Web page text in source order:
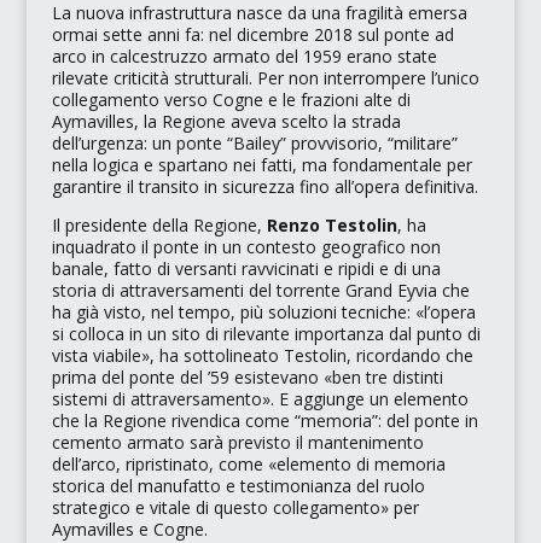
La nuova infrastruttura nasce da una fragilità emersa
ormai sette anni fa: nel dicembre 2018 sul ponte ad
arco in calcestruzzo armato del 1959 erano state
rilevate criticità strutturali. Per non interrompere l’unico
collegamento verso Cogne e le frazioni alte di
Aymavilles, la Regione aveva scelto la strada
dell’urgenza: un ponte “Bailey”provvisorio, “militare”
nella logica e spartano nei fatti, ma fondamentale per
garantire il transito in sicurezza fino all’opera definitiva.
Il presidente della Regione, Renzo Testolin, ha
inquadrato il ponte in un contesto geografico non
banale, fatto di versanti ravvicinati e ripidi e di una
storia di attraversamenti del torrente Grand Eyvia che
ha già visto, nel tempo, più soluzioni tecniche: «l’opera
si colloca in un sito di rilevante importanza dal punto di
vista viabile», ha sottolineato Testolin, ricordando che
prima del ponte del ’59 esistevano «ben tre distinti
sistemi di attraversamento». E aggiunge un elemento
che la Regione rivendica come “memoria”: del ponte in
cemento armato sarà previsto il mantenimento
dell’arco, ripristinato, come «elemento di memoria
storica del manufatto e testimonianza del ruolo
strategico e vitale di questo collegamento»per
Aymavilles e Cogne.